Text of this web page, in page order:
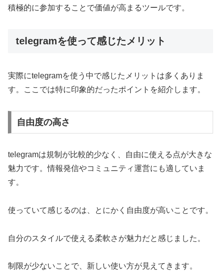
積極的に参加することで価値が高まるツールです。
telegramを使って感じたメリット
実際にtelegramを使う中で感じたメリットは多くありま
す。ここでは特に印象的だったポイントを紹介します。
自由度の高さ
telegramは規制が比較的少なく、自由に使える点が大きな
魅力です。情報発信やコミュニティ運営にも適していま
す。
使っていて感じるのは、とにかく自由度が高いことです。
自分のスタイルで使える柔軟さが魅力だと感じました。
制限が少ないことで、新しい使い方が見えてきます。